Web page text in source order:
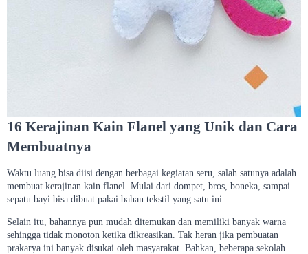
16 Kerajinan Kain Flanel yang Unik dan Cara
Membuatnya
Waktu luang bisa diisi dengan berbagai kegiatan seru, salah satunya adalah
membuat kerajinan kain flanel. Mulai dari dompet, bros, boneka, sampai
sepatu bayi bisa dibuat pakai bahan tekstil yang satu ini.
Selain itu, bahannya pun mudah ditemukan dan memiliki banyak warna
sehingga tidak monoton ketika dikreasikan. Tak heran jika pembuatan
prakarya ini banyak disukai oleh masyarakat. Bahkan, beberapa sekolah